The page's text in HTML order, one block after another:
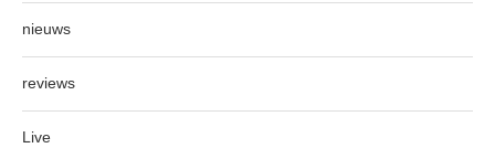
nieuws
reviews
Live